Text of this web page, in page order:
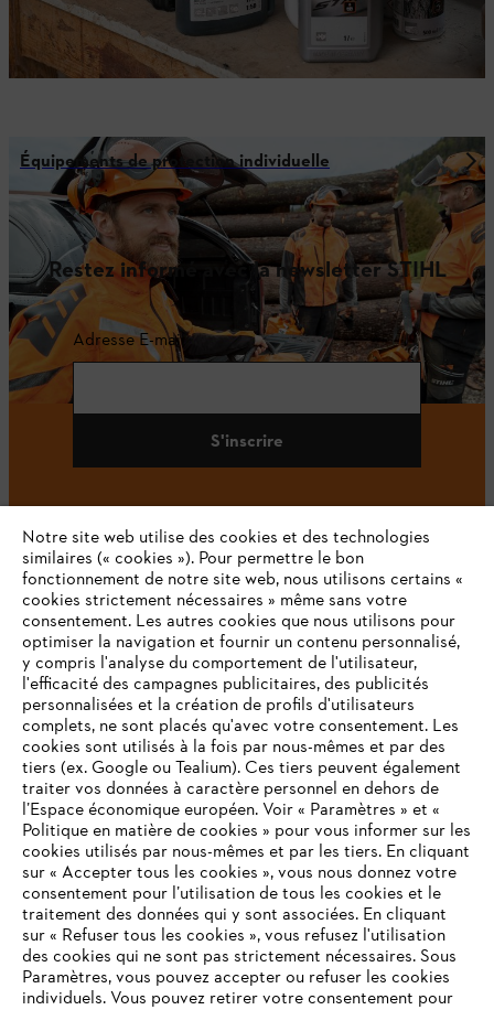
Équipements de protection individuelle
Restez informé avec la newsletter STIHL
Adresse E-mail
S'inscrire
#STIHL
L'Entreprise
STIHL FAQ
Contact
VOTRE NAVIGATEUR INTERNET
N'EST PLUS PRIS EN CHARGE
Notre site web utilise des cookies et des technologies
similaires (« cookies »). Pour permettre le bon
fonctionnement de notre site web, nous utilisons certains «
cookies strictement nécessaires » même sans votre
consentement. Les autres cookies que nous utilisons pour
optimiser la navigation et fournir un contenu personnalisé,
y compris l'analyse du comportement de l'utilisateur,
l'efficacité des campagnes publicitaires, des publicités
personnalisées et la création de profils d'utilisateurs
complets, ne sont placés qu'avec votre consentement. Les
cookies sont utilisés à la fois par nous-mêmes et par des
tiers (ex. Google ou Tealium). Ces tiers peuvent également
traiter vos données à caractère personnel en dehors de
l’Espace économique européen. Voir « Paramètres » et «
Politique en matière de cookies » pour vous informer sur les
cookies utilisés par nous-mêmes et par les tiers. En cliquant
sur « Accepter tous les cookies », vous nous donnez votre
consentement pour l’utilisation de tous les cookies et le
traitement des données qui y sont associées. En cliquant
sur « Refuser tous les cookies », vous refusez l'utilisation
des cookies qui ne sont pas strictement nécessaires. Sous
Paramètres, vous pouvez accepter ou refuser les cookies
individuels. Vous pouvez retirer votre consentement pour